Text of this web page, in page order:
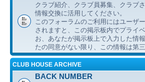
クラブ紹介、クラブ員募集、クラブ
情報交換に活用してください。
このフォーラムのご利用にはユーザ
されますと、この掲示板内でプライ
お、あなたが掲示板上で入力した情
たの同意がない限り、この情報は第
CLUB HOUSE ARCHIVE
BACK NUMBER